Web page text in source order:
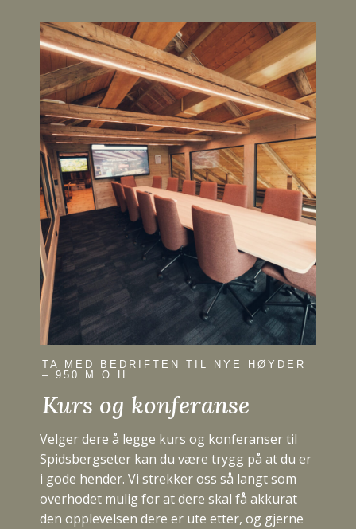
TA MED BEDRIFTEN TIL NYE HØYDER
– 950 M.O.H.
Kurs og konferanse
Velger dere å legge kurs og konferanser til
Spidsbergseter kan du være trygg på at du er
i gode hender. Vi strekker oss så langt som
overhodet mulig for at dere skal få akkurat
den opplevelsen dere er ute etter, og gjerne